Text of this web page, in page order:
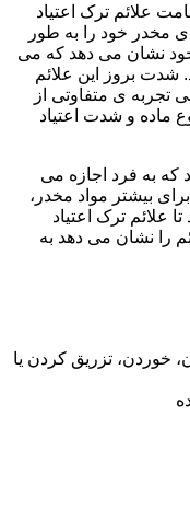
علائم ترک اعتیاد
مخدر خود را به طور
خود نشان می دهد که می
شدت بروز این علائم
ی متفاوتی از
ماده و شدت اعتیاد
که به فرد اجازه می
بیشتر مواد مخدر،
علائم ترک اعتیاد
را نشان می دهد به
تزریق کردن یا